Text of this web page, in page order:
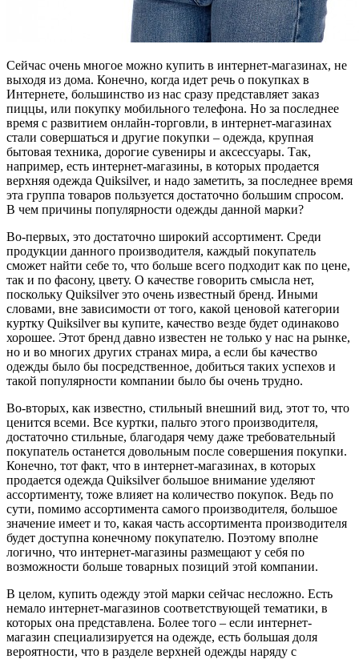
Сейчас очень многое можно купить в интернет-магазинах, не
выходя из дома. Конечно, когда идет речь о покупках в
Интернете, большинство из нас сразу представляет заказ
пиццы, или покупку мобильного телефона. Но за последнее
время с развитием онлайн-торговли, в интернет-магазинах
стали совершаться и другие покупки – одежда, крупная
бытовая техника, дорогие сувениры и аксессуары. Так,
например, есть интернет-магазины, в которых продается
верхняя одежда Quiksilver, и надо заметить, за последнее время
эта группа товаров пользуется достаточно большим спросом.
В чем причины популярности одежды данной марки?
Во-первых, это достаточно широкий ассортимент. Среди
продукции данного производителя, каждый покупатель
сможет найти себе то, что больше всего подходит как по цене,
так и по фасону, цвету. О качестве говорить смысла нет,
поскольку Quiksilver это очень известный бренд. Иными
словами, вне зависимости от того, какой ценовой категории
куртку Quiksilver вы купите, качество везде будет одинаково
хорошее. Этот бренд давно известен не только у нас на рынке,
но и во многих других странах мира, а если бы качество
одежды было бы посредственное, добиться таких успехов и
такой популярности компании было бы очень трудно.
Во-вторых, как известно, стильный внешний вид, этот то, что
ценится всеми. Все куртки, пальто этого производителя,
достаточно стильные, благодаря чему даже требовательный
покупатель останется довольным после совершения покупки.
Конечно, тот факт, что в интернет-магазинах, в которых
продается одежда Quiksilver большое внимание уделяют
ассортименту, тоже влияет на количество покупок. Ведь по
сути, помимо ассортимента самого производителя, большое
значение имеет и то, какая часть ассортимента производителя
будет доступна конечному покупателю. Поэтому вполне
логично, что интернет-магазины размещают у себя по
возможности больше товарных позиций этой компании.
В целом, купить одежду этой марки сейчас несложно. Есть
немало интернет-магазинов соответствующей тематики, в
которых она представлена. Более того – если интернет-
магазин специализируется на одежде, есть большая доля
вероятности, что в разделе верхней одежды наряду с